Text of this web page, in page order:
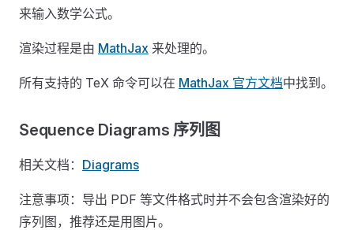
来输入数学公式。
渲染过程是由 MathJax 来处理的。
所有支持的 TeX 命令可以在 MathJax 官方文档中找到。
Sequence Diagrams 序列图
相关文档： Diagrams
注意事项：导出 PDF 等文件格式时并不会包含渲染好的
序列图，推荐还是用图片。